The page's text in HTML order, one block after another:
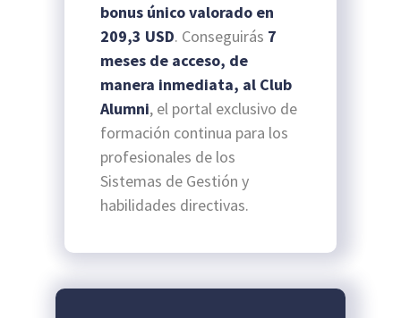
bonus único valorado en
209,3 USD. Conseguirás 7
meses de acceso, de
manera inmediata, al Club
Alumni, el portal exclusivo de
formación continua para los
profesionales de los
Sistemas de Gestión y
habilidades directivas.